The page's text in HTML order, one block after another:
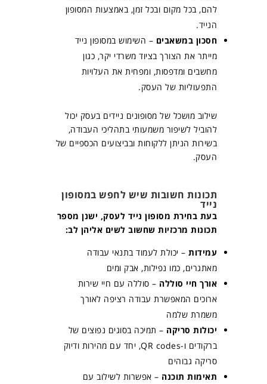
להם, בכל מקום ובכל זמן, באמצעות המסופון
הנייד.
חסכון במשאבים – השימוש במסופון נייד
מייתר את הצורך בציוד משרדי יקר, כגון
מחשבים ומדפסות, ומפחית את העלויות
התפעוליות של העסק.
שילוב מושכל של מסופונים ניידים בעסק יכול
להוביל לשיפור משמעותי בתהליכי העבודה,
בשירות הניתן ללקוחות ובביצועים הכספיים של
העסק.
תכונות חשובות שיש לחפש במסופון
נייד
בעת בחירת מסופון נייד לעסק, ישנן מספר
תכונות מרכזיות שחשוב לשים אליהן לב:
עמידות – יכולת לעמוד בתנאי עבודה
מאתגרים, כמו נפילות, אבק ומים
אורך חיי סוללה – סוללה עם חיי שירות
ארוכים המאפשרת עבודה רציפה לאורך
משמרת שלמה
יכולות סריקה – תמיכה בסוגים נפוצים של
ברקודים ו-QR codes, יחד עם מהירות ודיוק
סריקה גבוהים
תאימות תוכנה – אפשרות לשילוב עם